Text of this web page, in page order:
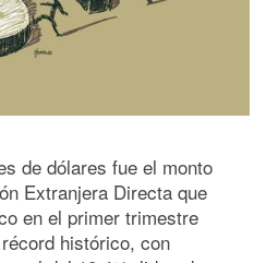
de dólares fue el monto
Extranjera Directa que
en el primer trimestre
histórico, con